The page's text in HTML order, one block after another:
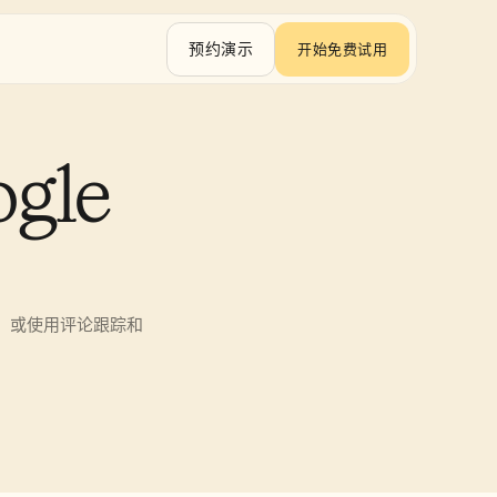
或使用评论跟踪和
预约演示 开始免费试用